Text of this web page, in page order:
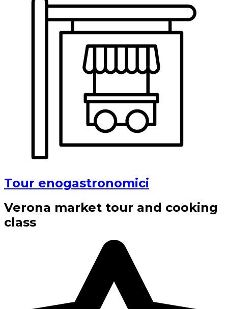
Tour enogastronomici
Verona market tour and cooking
class